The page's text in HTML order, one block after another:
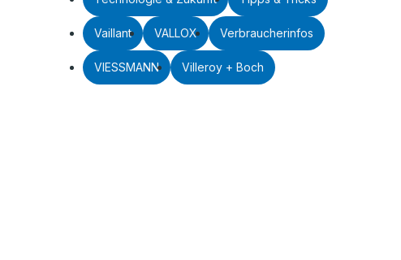
Vaillant VALLOX Verbraucherinfos
VIESSMANN Villeroy + Boch